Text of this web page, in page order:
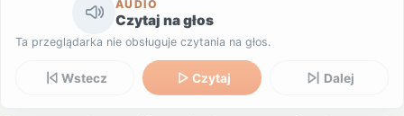
AUDIO
Czytaj na głos
Ta przeglądarka nie obsługuje czytania na głos.
Wstecz Czytaj Dalej